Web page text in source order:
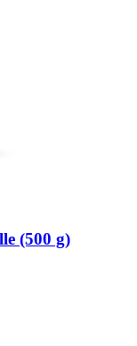
(500 g)